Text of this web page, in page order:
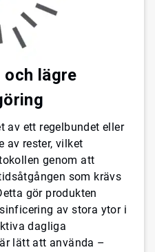
lägre
av ett regelbundet eller
av rester, vilket
genom att
som krävs
gör produkten
av stora ytor i
dagliga
lätt att använda –